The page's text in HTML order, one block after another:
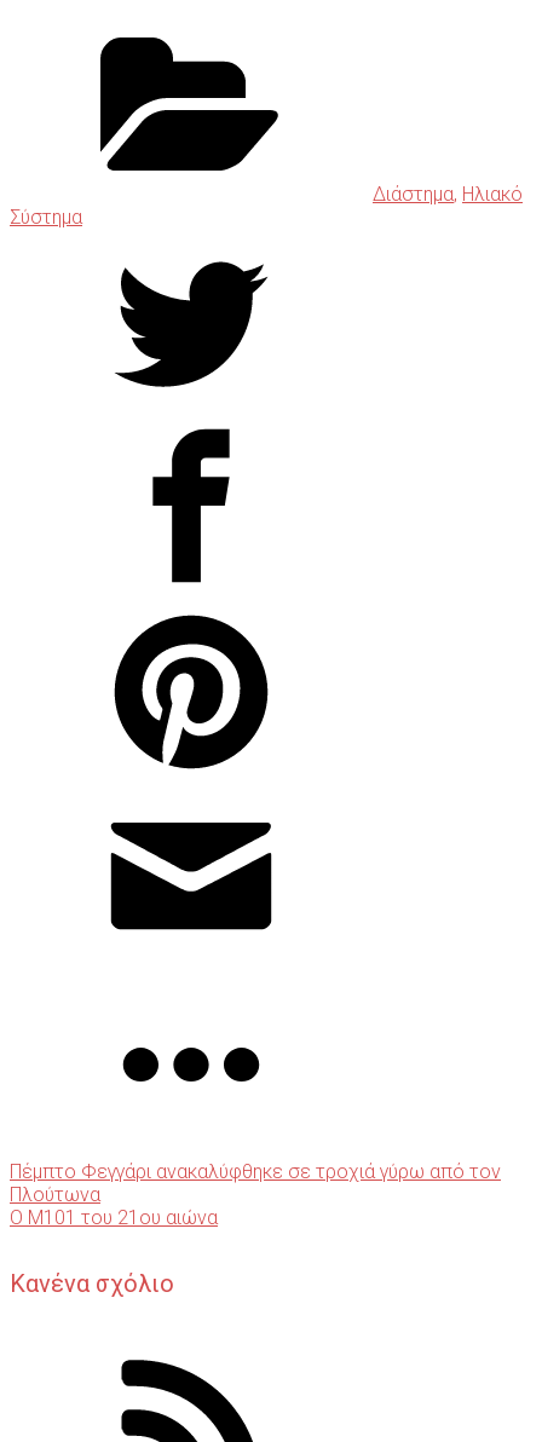
Διάστημα, Ηλιακό
Σύστημα
Πέμπτο Φεγγάρι ανακαλύφθηκε σε τροχιά γύρω από τον
Πλούτωνα
Ο M101 του 21ου αιώνα
Κανένα σχόλιο